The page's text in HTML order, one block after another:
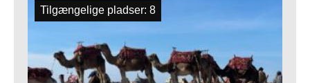
Tilgængelige pladser: 8